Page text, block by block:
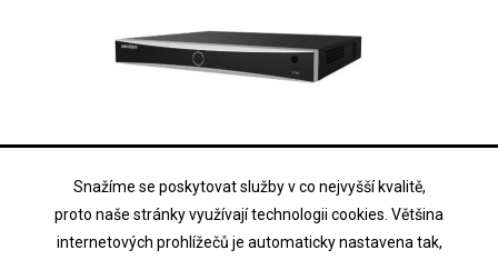
Snažíme se poskytovat služby v co nejvyšší kvalitě,
proto naše stránky využívají technologii cookies. Většina
internetových prohlížečů je automaticky nastavena tak,
HIKVISION
IDS-7616NXI-M2/16P/X